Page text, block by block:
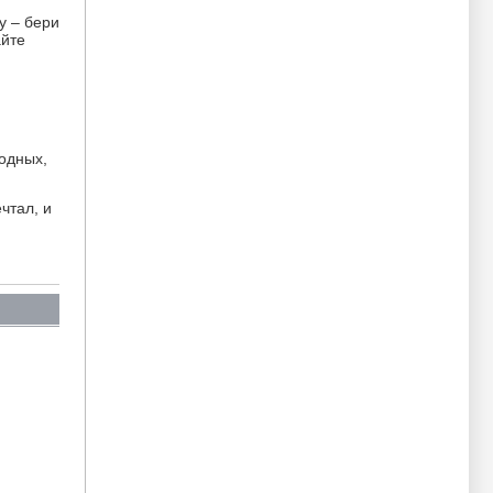
– бери
и